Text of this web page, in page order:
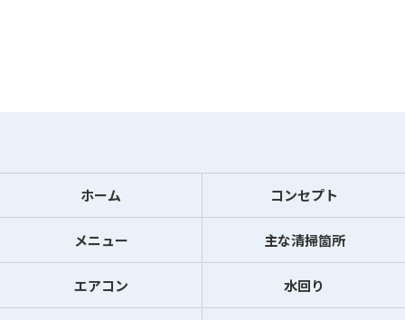
ホーム コンセプト
メニュー 主な清掃箇所
エアコン 水回り